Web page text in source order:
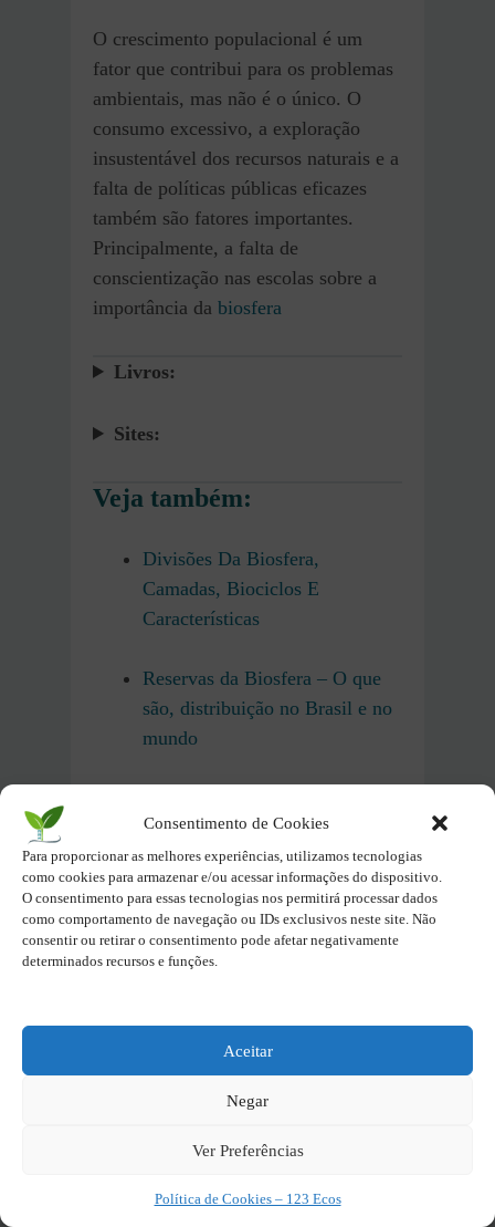
Consentimento de Cookies
Para proporcionar as melhores experiências, utilizamos tecnologias
como cookies para armazenar e/ou acessar informações do dispositivo.
O consentimento para essas tecnologias nos permitirá processar dados
como comportamento de navegação ou IDs exclusivos neste site. Não
consentir ou retirar o consentimento pode afetar negativamente
determinados recursos e funções.
Aceitar
Negar
Ver Preferências
Política de Cookies – 123 Ecos
O crescimento populacional é um
fator que contribui para os problemas
ambientais, mas não é o único. O
consumo excessivo, a exploração
insustentável dos recursos naturais e a
falta de políticas públicas eficazes
também são fatores importantes.
Principalmente, a falta de
conscientização nas escolas sobre a
importância da biosfera
Livros:
Sites:
Veja também:
Divisões Da Biosfera,
Camadas, Biociclos E
Características
Reservas da Biosfera – O que
são, distribuição no Brasil e no
mundo
– Importância e motivos da
criação
O que é a Reserva da Biosfera
da Mata Atlântica (RBMA)?
redes sociais. Seja Eco você
também!